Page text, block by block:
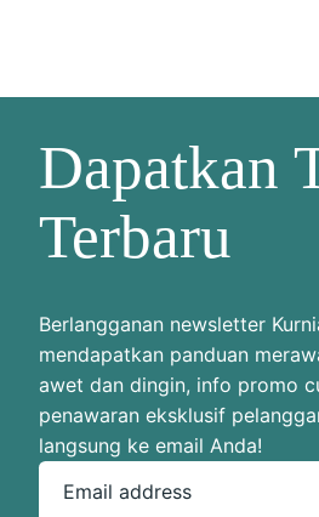
Dapatkan
Terbaru
Berlangganan newsletter
mendapatkan panduan
awet dan dingin, info promo
penawaran eksklusif
langsung ke email Anda!
Email address